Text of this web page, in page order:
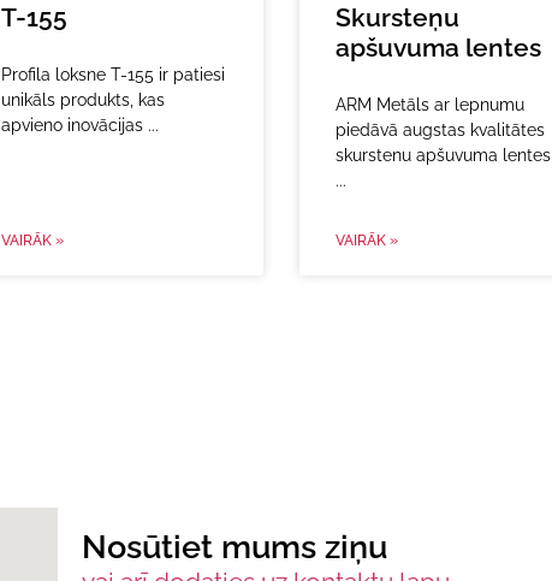
T-155
Profila loksne T-155 ir patiesi
unikāls produkts, kas
apvieno inovācijas
VAIRĀK »
Skursteņu
apšuvuma lentes
ARM Metāls ar lepnumu
piedāvā augstas kvalitātes
skurstenu apšuvuma lentes
VAIRĀK »
Nosūtiet mums ziņu